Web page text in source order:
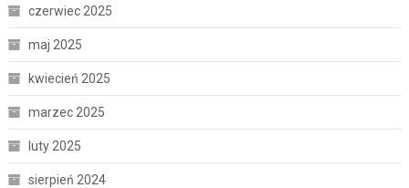
czerwiec 2025
maj 2025
kwiecień 2025
marzec 2025
luty 2025
sierpień 2024